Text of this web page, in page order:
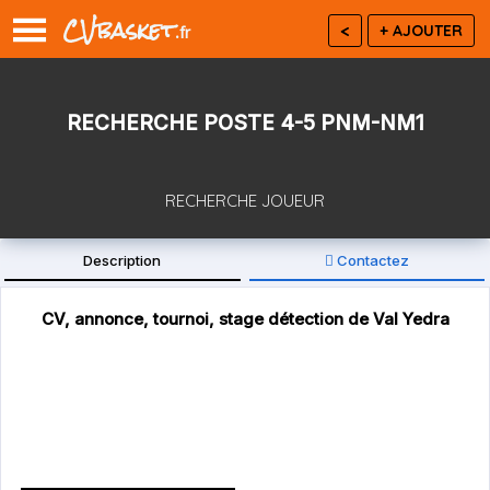
CVbasket.fr + AJOUTER
<
RECHERCHE POSTE 4-5 PNM-NM1
RECHERCHE JOUEUR
Description Contactez
Département : 65 - Hautes Pyrénées
Inscrivez vous gratuitement ouconnectez vous
CV, annonce, tournoi, stage détection de Val Yedra